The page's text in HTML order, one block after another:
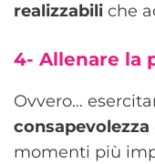
realizzabili che
4- Allenare la
Ovvero…
consapevolezza
momenti più